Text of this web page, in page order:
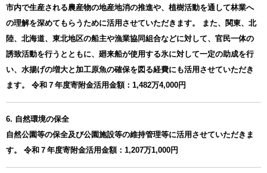
市内で生産される農産物の地産地消の推進や、植樹活動を通して林業へ
の理解を深めてもらうために活用させていただきます。 また、関東、北
陸、北海道、東北地区の船主や漁業協同組合などに対して、官民一体の
誘致活動を行うとともに、廻来船が使用する氷に対して一定の助成を行
い、水揚げの増大と加工原魚の確保を図る経費にも活用させていただき
ます。 令和７年度寄附金活用金額：1,482万4,000円
6. 自然環境の保全
自然公園等の保全及び公園施設等の維持管理等に活用させていただきま
す。 令和７年度寄附金活用金額：1,207万1,000円